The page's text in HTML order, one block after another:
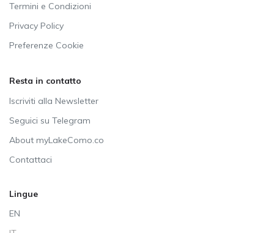
Termini e Condizioni
Privacy Policy
Preferenze Cookie
Resta in contatto
Iscriviti alla Newsletter
Seguici su Telegram
About myLakeComo.co
Contattaci
Lingue
EN